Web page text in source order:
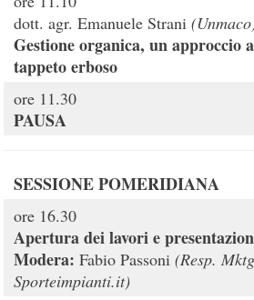
dott. agr. Emanuele Strani
Gestione organica, un approccio
tappeto erboso
ore 11.30
PAUSA
SESSIONE POMERIDIANA
ore 16.30
Apertura dei lavori e
Modera: Fabio Passoni(Resp. Mktg
Sporteimpianti.it)